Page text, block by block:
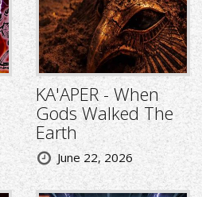
KA'APER - When
Gods Walked The
Earth
June 22, 2026